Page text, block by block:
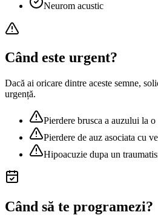
Neurom acustic
Când este urgent?
Dacă ai oricare dintre aceste semne,
urgență.
Pierdere brusca a auzului la
Pierdere de auz asociata cu
Hipoacuzie dupa un
Când să te programezi?